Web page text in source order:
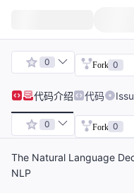
0 Fork 0
代码介绍 代码
0 Fork 0
The Natural Language
NLP